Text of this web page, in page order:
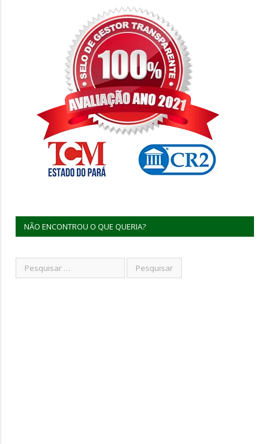
NÃO ENCONTROU O QUE QUERIA?